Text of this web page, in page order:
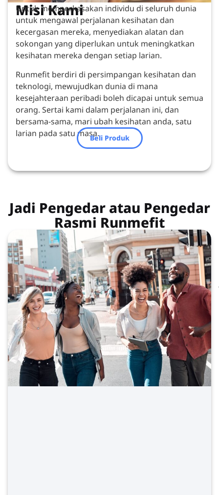
Misi Kami
Untuk memperkasakan individu di seluruh dunia
untuk mengawal perjalanan kesihatan dan
kecergasan mereka, menyediakan alatan dan
sokongan yang diperlukan untuk meningkatkan
kesihatan mereka dengan setiap larian.
Runmefit berdiri di persimpangan kesihatan dan
teknologi, mewujudkan dunia di mana
kesejahteraan peribadi boleh dicapai untuk semua
orang. Sertai kami dalam perjalanan ini, dan
bersama-sama, mari ubah kesihatan anda, satu
larian pada satu masa.Beli Produk
Jadi Pengedar atau Pengedar
Rasmi Runmefit